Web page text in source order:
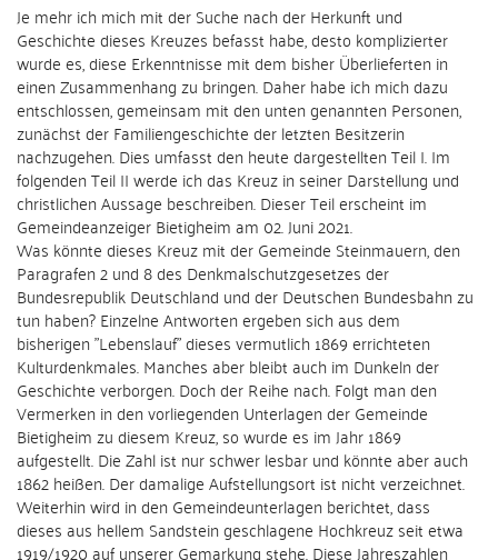
Je mehr ich mich mit der Suche nach der Herkunft und
Geschichte dieses Kreuzes befasst habe, desto komplizierter
wurde es, diese Erkenntnisse mit dem bisher Überlieferten in
einen Zusammenhang zu bringen. Daher habe ich mich dazu
entschlossen, gemeinsam mit den unten genannten Personen,
zunächst der Familiengeschichte der letzten Besitzerin
nachzugehen. Dies umfasst den heute dargestellten Teil I. Im
folgenden Teil II werde ich das Kreuz in seiner Darstellung und
christlichen Aussage beschreiben. Dieser Teil erscheint im
Gemeindeanzeiger Bietigheim am 02. Juni 2021.
Was könnte dieses Kreuz mit der Gemeinde Steinmauern, den
Paragrafen 2 und 8 des Denkmalschutzgesetzes der
Bundesrepublik Deutschland und der Deutschen Bundesbahn zu
tun haben? Einzelne Antworten ergeben sich aus dem
bisherigen "Lebenslauf" dieses vermutlich 1869 errichteten
Kulturdenkmales. Manches aber bleibt auch im Dunkeln der
Geschichte verborgen. Doch der Reihe nach. Folgt man den
Vermerken in den vorliegenden Unterlagen der Gemeinde
Bietigheim zu diesem Kreuz, so wurde es im Jahr 1869
aufgestellt. Die Zahl ist nur schwer lesbar und könnte aber auch
1862 heißen. Der damalige Aufstellungsort ist nicht verzeichnet.
Weiterhin wird in den Gemeindeunterlagen berichtet, dass
dieses aus hellem Sandstein geschlagene Hochkreuz seit etwa
1919/1920 auf unserer Gemarkung stehe. Diese Jahreszahlen